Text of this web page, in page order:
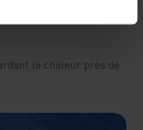
la chaleur près de